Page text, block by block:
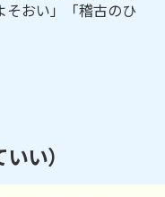
そおい」「稽古のひ
い）